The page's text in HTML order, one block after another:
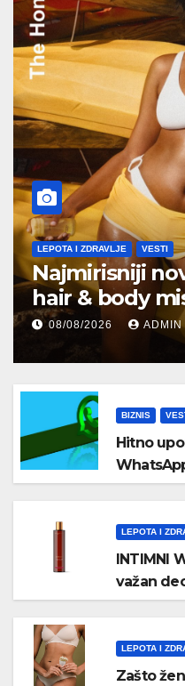
LEPOTA I ZDRAVLJE VESTI
Najmirisniji
hair & body
08/08/2026 ADMIN
BIZNIS
Hitno
vam
LEPOTA I
INTIMNI
važan
LEPOTA I
Zašto